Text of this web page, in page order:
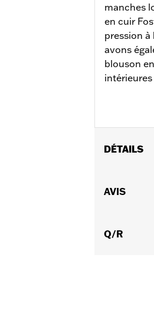
manches
en cuir
pression
avons
blouson
DÉTAILS
Material:
AVIS
Q/R